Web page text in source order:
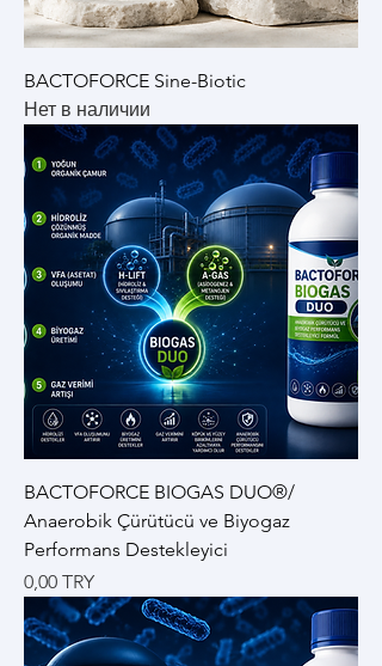
BACTOFORCE Sine-Biotic
Нет в наличии
BACTOFORCE BIOGAS DUO®/
Anaerobik Çürütücü ve Biyogaz
Performans Destekleyici
Цена
0,00 TRY